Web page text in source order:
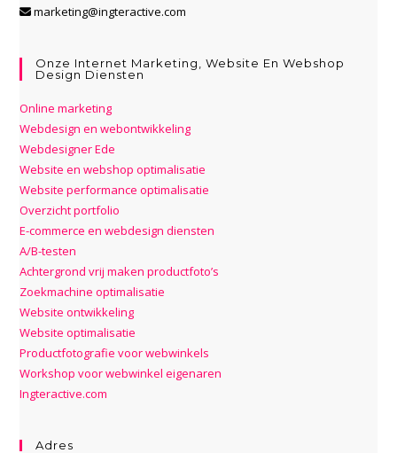
marketing@ingteractive.com
Onze Internet Marketing, Website En Webshop
Design Diensten
Online marketing
Webdesign en webontwikkeling
Webdesigner Ede
Website en webshop optimalisatie
Website performance optimalisatie
Overzicht portfolio
E-commerce en webdesign diensten
A/B-testen
Achtergrond vrij maken productfoto’s
Zoekmachine optimalisatie
Website ontwikkeling
Website optimalisatie
Productfotografie voor webwinkels
Workshop voor webwinkel eigenaren
Ingteractive.com
Adres